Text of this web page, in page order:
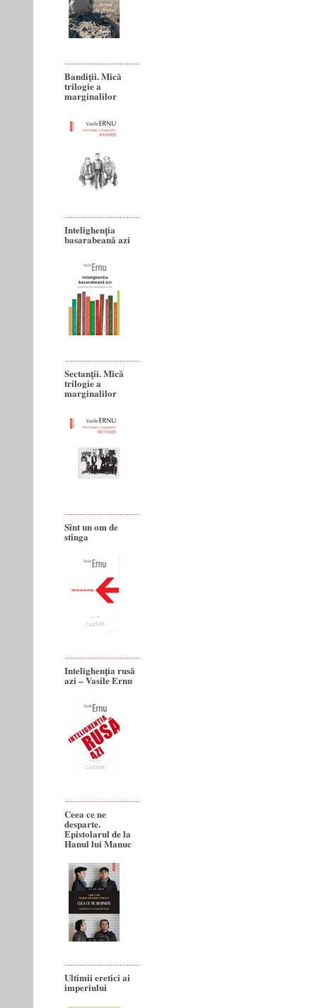
Bandiţii. Mică
trilogie a
marginalilor
Intelighenția
basarabeană azi
Sectanţii. Mică
trilogie a
marginalilor
Sînt un om de
stînga
Intelighenţia rusă
azi – Vasile Ernu
Ceea ce ne
desparte.
Epistolarul de la
Hanul lui Manuc
Ultimii eretici ai
imperiului